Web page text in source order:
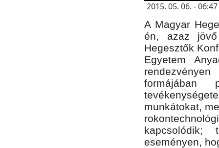
2015. 05. 06. -
A Magyar
én, azaz
Hegesztők
Egyetem
formájában
munkátokat,
eseményen,